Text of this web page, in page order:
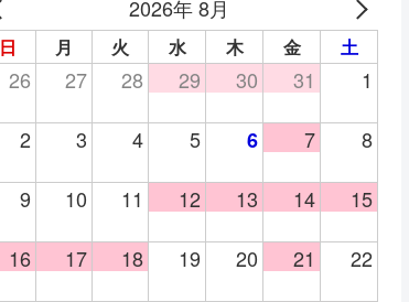
2026年 8月
日 月 火 水 木 金 土
26 27 28 29 30 31 1
2 3 4 5 6 7 8
9 10 11 12 13 14 15
16 17 18 19 20 21 22